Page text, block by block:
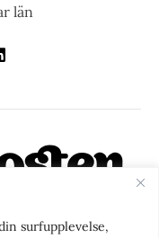
surfupplevelse,
län
på nätet. Med
blick för det större